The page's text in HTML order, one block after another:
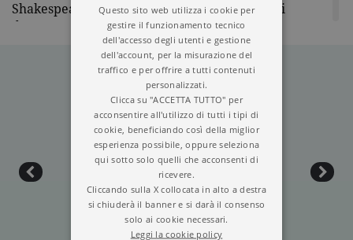
Shakespeare dedicherà tutta la sua attività di
drammaturgo. Morì il 23 aprile del 1616. La
Newton Compton ha pubblicato:Amleto
La bisbetica domata,Come vi piace
Il mercante di Venezia,Misura per
Molto rumore per nulla, Otello,
Sogno di una notte di mezza estate
Re Lear,Troilo e Cressida,Tutto è bene
quel che finisce benein volumi singoli;Tutto il
teatro
Le grandi tragedieeLe commediein volumi
unici.
Questo sito web utilizza i cookie per
gestire il funzionamento tecnico
dell'accesso degli utenti e gestione
dell'account, per la misurazione del
traffico e per offrire a tutti contenuti
personalizzati.
Clicca su "ACCETTA TUTTO" per
acconsentire all'utilizzo di tutti i tipi di
cookie, beneficiando così della miglior
esperienza possibile, oppure seleziona
qui sotto solo quelli che acconsenti di
ricevere.
Cliccando sulla X collocata in alto a destra
si chiuderà il banner e si darà il consenso
solo ai cookie necessari.
Leggi la cookie policy